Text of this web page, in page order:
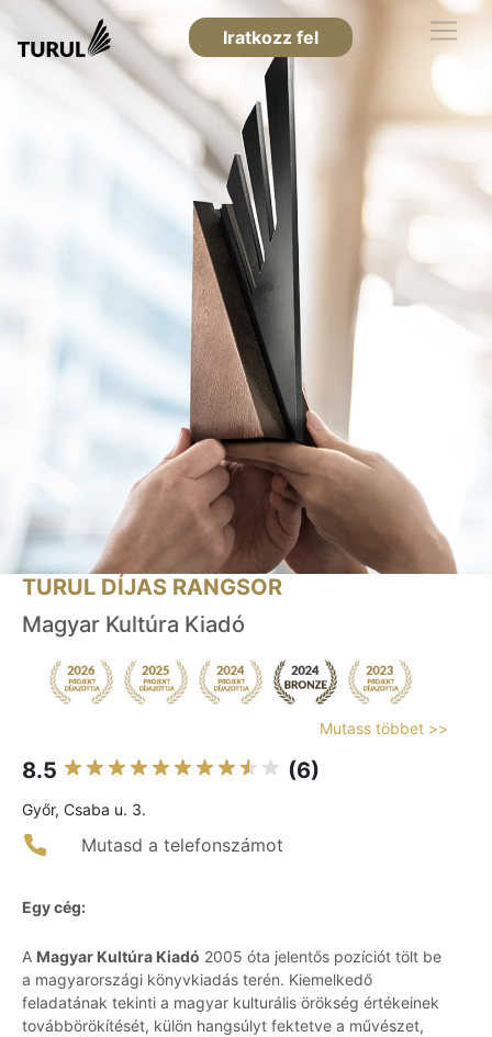
Iratkozz fel
TURUL DÍJAS RANGSOR
Magyar Kultúra Kiadó
Mutass többet >>
8.5 (6)
Győr, Csaba u. 3.
Mutasd a telefonszámot
Egy cég:
A Magyar Kultúra Kiadó 2005 óta jelentős pozíciót tölt be
a magyarországi könyvkiadás terén. Kiemelkedő
feladatának tekinti a magyar kulturális örökség értékeinek
továbbörökítését, külön hangsúlyt fektetve a művészet,